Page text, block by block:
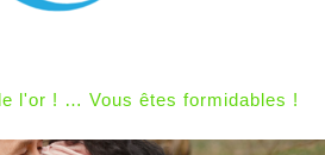
l'or ! … Vous êtes formidables !